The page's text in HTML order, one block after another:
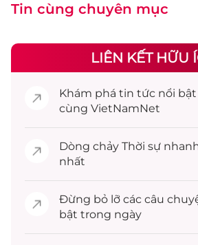
Tin cùng chuyên mục
LIÊN KẾT HỮU
Khám phá tin tức nổi
cùng VietNamNet
Dòng chảy Thời sự
nhất
Đừng bỏ lỡ các câu
bật trong ngày